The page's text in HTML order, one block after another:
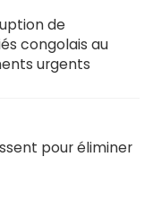
de
congolais au
urgents
pour éliminer